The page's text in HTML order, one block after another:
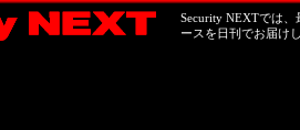
Security NEXTでは
ースを日刊でお届け